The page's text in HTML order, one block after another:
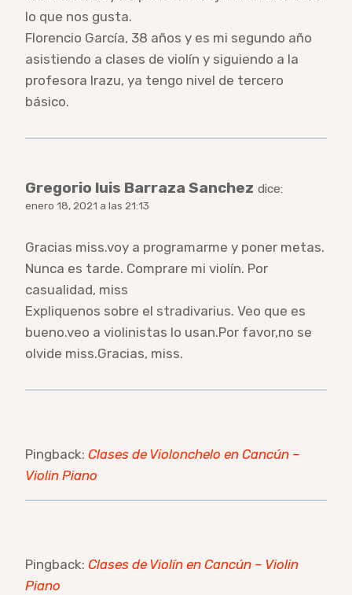
lo que nos gusta.
Florencio García, 38 años y es mi segundo año
asistiendo a clases de violín y siguiendo a la
profesora Irazu, ya tengo nivel de tercero
básico.
Gregorio luis Barraza Sanchez dice:
enero 18, 2021 a las 21:13
Gracias miss.voy a programarme y poner metas.
Nunca es tarde. Comprare mi violín. Por
casualidad, miss
Expliquenos sobre el stradivarius. Veo que es
bueno.veo a violinistas lo usan.Por favor,no se
olvide miss.Gracias, miss.
Pingback: Clases de Violonchelo en Cancún –
Violin Piano
Pingback: Clases de Violín en Cancún – Violin
Piano